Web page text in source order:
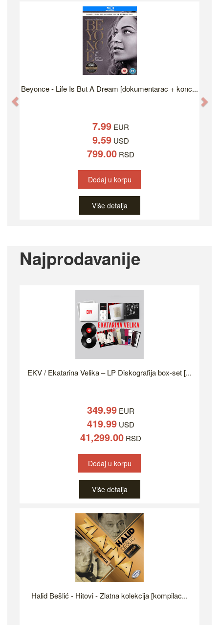
Beyonce - Life Is But A Dream [dokumentarac + konc...
7.99 EUR
9.59 USD
799.00 RSD
Dodaj u korpu
Više detalja
Najprodavanije
EKV / Ekatarina Velika – LP Diskografija box-set [...
349.99 EUR
419.99 USD
41,299.00 RSD
Dodaj u korpu
Više detalja
Halid Bešlić - Hitovi - Zlatna kolekcija [kompilac...